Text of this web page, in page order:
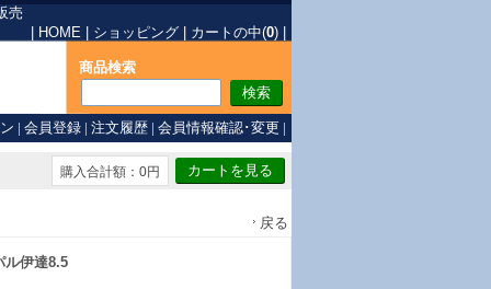
売
HOME ショッピング カートの中(0)
商品検索
| 会員登録 | 注文履歴 | 会員情報確認･変更 |
購入合計額：0円
戻る
ル伊達8.5